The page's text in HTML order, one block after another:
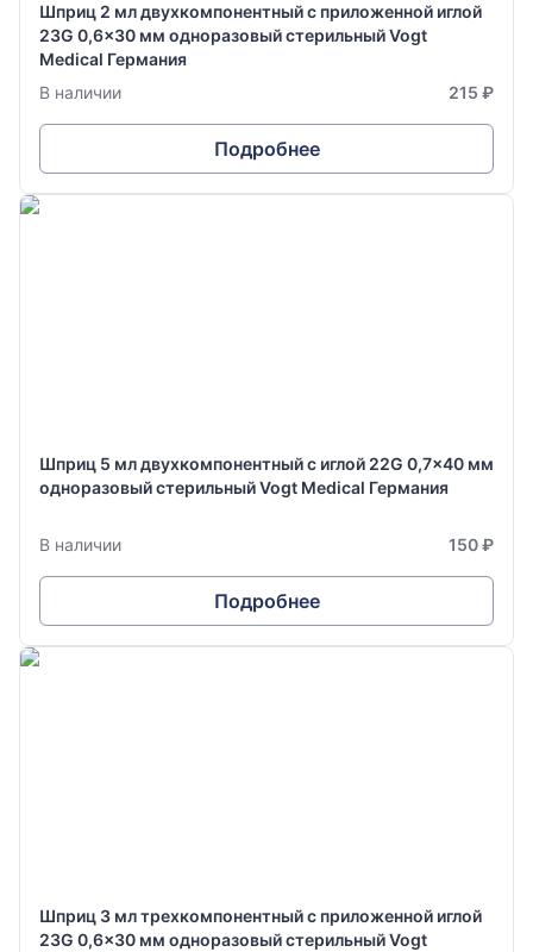
Шприц 2 мл двухкомпонентный с приложенной иглой
23G 0,6x30 мм одноразовый стерильный Vogt
Medical Германия
В наличии
215 ₽
Подробнее
Шприц 5 мл двухкомпонентный с иглой 22G 0,7x40 мм
одноразовый стерильный Vogt Medical Германия
В наличии 150 ₽
Подробнее
Шприц 3 мл трехкомпонентный с приложенной иглой
23G 0,6x30 мм одноразовый стерильный Vogt